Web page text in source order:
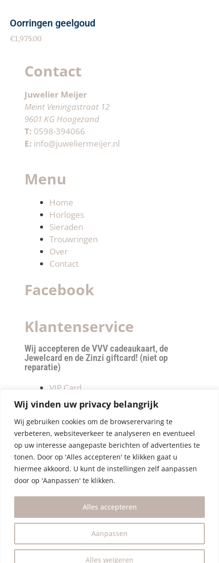
Wij vinden uw privacy belangrijk
Wij gebruiken cookies om de browserervaring te
verbeteren, websiteverkeer te analyseren en eventueel
op uw interesse aangepaste berichten of advertenties te
tonen. Door op 'Alles accepteren' te klikken gaat u
hiermee akkoord. U kunt de instellingen zelf aanpassen
door op 'Aanpassen' te klikken.
Aanpassen
Alles weigeren
Alles accepteren
Oorringen geelgoud
€1,975.00
Contact
Juwelier Meijer
Meint Veningastraat 12
9601 KG Hoogezand
T: 0598-394066
E: info@juweliermeijer.nl
Menu
Home
Horloges
Sieraden
Trouwringen
Over
Contact
Facebook
Klantenservice
Wij accepteren de VVV cadeaukaart, de
Jewelcard en de Zinzi giftcard! (niet op
reparatie)
VIP Card
Retourneren
Betalen & verzendkosten
Privacy Policy
Algemene Voorwaarden